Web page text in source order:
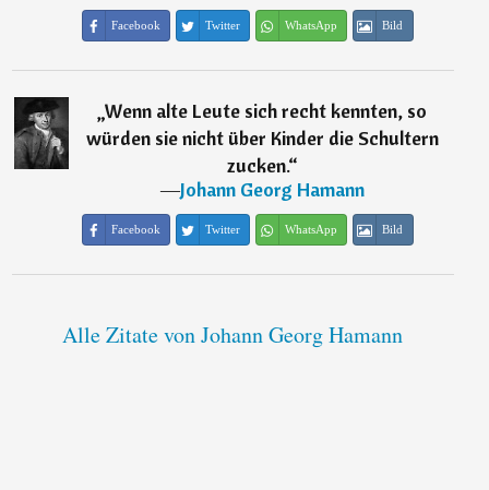
Facebook Twitter WhatsApp Bild
„Wenn alte Leute sich recht kennten, so
würden sie nicht über Kinder die Schultern
zucken.“
―Johann Georg Hamann
Facebook Twitter WhatsApp Bild
Alle Zitate von Johann Georg Hamann